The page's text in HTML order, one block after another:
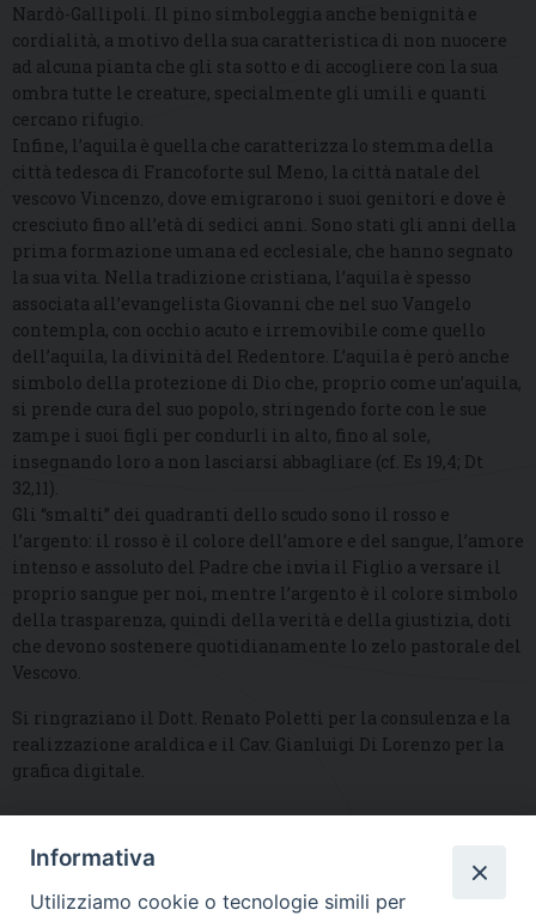
Nardò-Gallipoli. Il pino simboleggia anche benignità e
cordialità, a motivo della sua caratteristica di non nuocere
ad alcuna pianta che gli sta sotto e di accogliere con la sua
ombra tutte le creature, specialmente gli umili e quanti
cercano rifugio.
Infine, l’aquila è quella che caratterizza lo stemma della
città tedesca di Francoforte sul Meno, la città natale del
vescovo Vincenzo, dove emigrarono i suoi genitori e dove è
cresciuto fino all’età di sedici anni. Sono stati gli anni della
prima formazione umana ed ecclesiale, che hanno segnato
la sua vita. Nella tradizione cristiana, l’aquila è spesso
associata all’evangelista Giovanni che nel suo Vangelo
contempla, con occhio acuto e irremovibile come quello
dell’aquila, la divinità del Redentore. L’aquila è però anche
simbolo della protezione di Dio che, proprio come un’aquila,
si prende cura del suo popolo, stringendo forte con le sue
zampe i suoi figli per condurli in alto, fino al sole,
insegnando loro a non lasciarsi abbagliare (cf. Es 19,4; Dt
32,11).
Gli “smalti” dei quadranti dello scudo sono il rosso e
l’argento: il rosso è il colore dell’amore e del sangue, l’amore
intenso e assoluto del Padre che invia il Figlio a versare il
proprio sangue per noi, mentre l’argento è il colore simbolo
della trasparenza, quindi della verità e della giustizia, doti
che devono sostenere quotidianamente lo zelo pastorale del
Vescovo.
Si ringraziano il Dott. Renato Poletti per la consulenza e la
realizzazione araldica e il Cav. Gianluigi Di Lorenzo per la
grafica digitale.
DIOCESI SUBURBICARIA DI ALBANO
Informativa
Utilizziamo cookie o tecnologie simili per